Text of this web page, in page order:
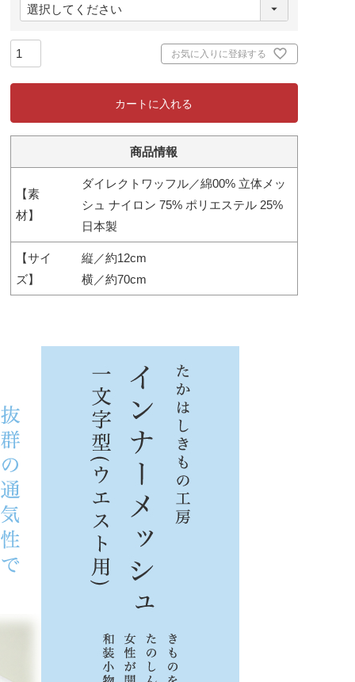
必
お気に入りに登録する
カートに入れる
商品情報
【素
材】
ダイレクトワッフル／綿00% 立体メッ
シュ ナイロン 75% ポリエステル 25%
日本製
【サイ
ズ】
縦／約12cm
横／約70cm